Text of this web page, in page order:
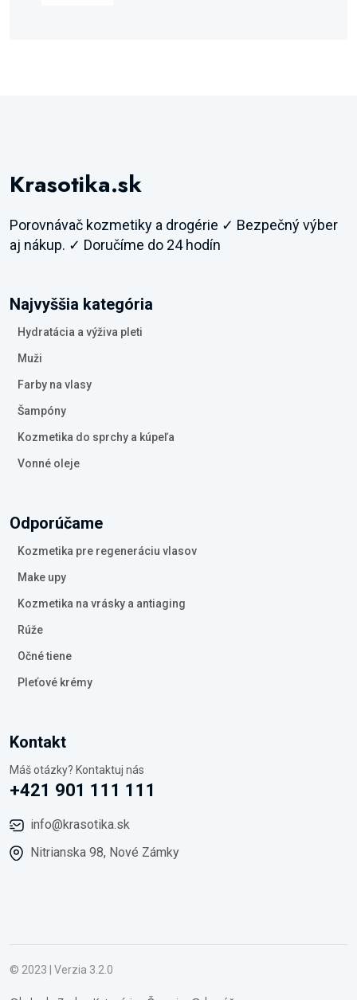
Krasotika.sk
Porovnávač kozmetiky a drogérie ✓ Bezpečný výber
aj nákup. ✓ Doručíme do 24 hodín
Najvyššia kategória
Hydratácia a výživa pleti
Muži
Farby na vlasy
Šampóny
Kozmetika do sprchy a kúpeľa
Vonné oleje
Odporúčame
Kozmetika pre regeneráciu vlasov
Make upy
Kozmetika na vrásky a antiaging
Rúže
Očné tiene
Pleťové krémy
Kontakt
Máš otázky? Kontaktuj nás
+421 901 111 111
info@krasotika.sk
Nitrianska 98, Nové Zámky
© 2023 | Verzia 3.2.0